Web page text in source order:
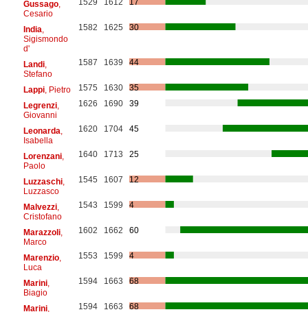
Gussago,
Cesario
1529 1612 17
India
Sigismondo
d'
1582 1625 30
Landi,
Stefano
1587 1639 44
Lappi, Pietro 1575 1630
35
Legrenzi,
Giovanni
1626 1690 39
Leonarda
Isabella
1620 1704 45
Lorenzani,
Paolo
1640 1713 25
Luzzaschi,
Luzzasco
1545 1607 12
Malvezzi,
Cristofano
1543 1599 4
Marazzoli,
Marco
1602 1662 60
Marenzio,
Luca
1553 1599 4
Marini,
Biagio
1594 1663 68
Marini,
1594 1663 68